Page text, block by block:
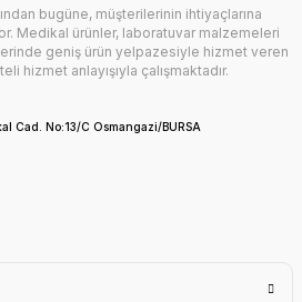
Gönder
bugüne, müşterilerinin ihtiyaçlarına
Medikal ürünler, laboratuvar malzemeleri
geniş ürün yelpazesiyle hizmet veren
hizmet anlayışıyla çalışmaktadır.
Cad. No:13/C Osmangazi/BURSA